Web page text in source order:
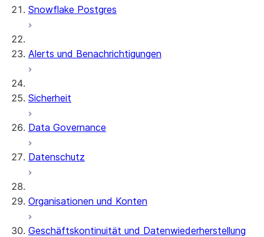
Snowflake Postgres
Alerts und Benachrichtigungen
Sicherheit
Data Governance
Datenschutz
Organisationen und Konten
Geschäftskontinuität und Datenwiederherstellung